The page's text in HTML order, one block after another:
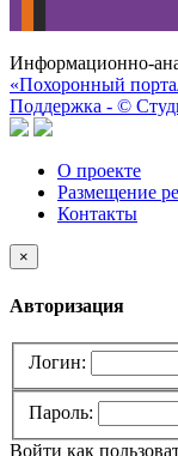
Информационно-
«Похоронный
Поддержка - ©
О проекте
Размещение
Контакты
×
Авторизация
Логин:
Пароль:
Войти как